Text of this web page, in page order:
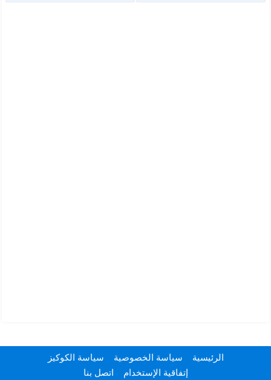
الرئيسية سياسة الخصوصية
سياسة الكوكيز
إتفاقية الإستخدام
اتصل بنا